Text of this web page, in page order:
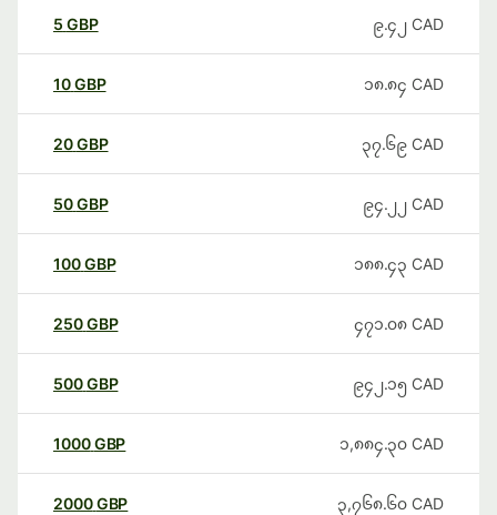
5 GBP ၉.၄၂ CAD
10GBP ၁၈.၈၄ CAD
20GBP ၃၇.၆၉ CAD
50GBP ၉၄.၂၂ CAD
100GBP ၁၈၈.၄၃ CAD
250GBP ၄၇၁.၀၈ CAD
500GBP ၉၄၂.၁၅ CAD
1000GBP ၁,၈၈၄.၃၀ CAD
2000GBP ၃,၇၆၈.၆၀ CAD